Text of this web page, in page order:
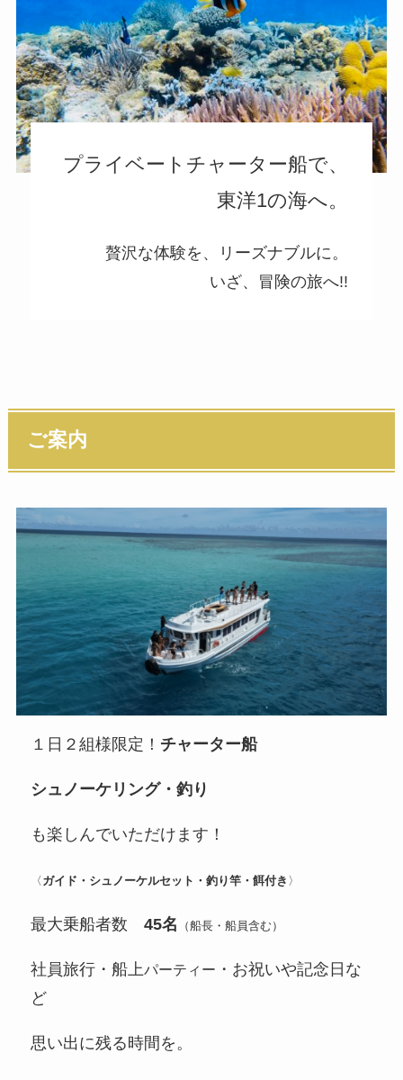
プライベートチャーター船で、
東洋1の海へ。
贅沢な体験を、リーズナブルに。
いざ、冒険の旅へ!!
ご案内
１日２組様限定！ チャーター船
シュノーケリング・釣り
も楽しんでいただけます！
〈 ガイド・シュノーケルセット・釣り竿・餌付き 〉
最大乗船者数45名 （船長・船員含む）
社員旅行・船上パーティー ・お祝いや記念日な
ど
思い出に残る時間を。